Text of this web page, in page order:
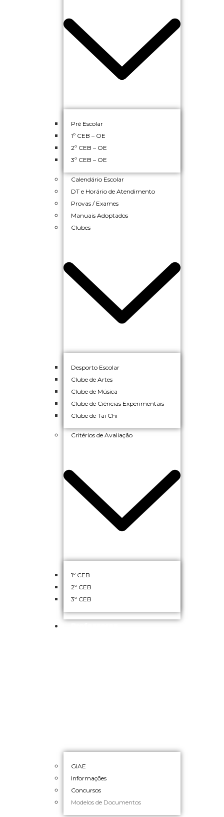
Pré Escolar
1º CEB – OE
2º CEB – OE
3º CEB – OE
Calendário Escolar
DT e Horário de Atendimento
Provas / Exames
Manuais Adoptados
Clubes
Desporto Escolar
Clube de Artes
Clube de Música
Clube de Ciências Experimentais
Clube de Tai Chi
Critérios de Avaliação
1º CEB
2º CEB
3º CEB
GIAE
Informações
Concursos
Modelos de Documentos